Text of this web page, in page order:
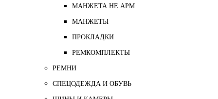
МАНЖЕТА НЕ АРМ.
МАНЖЕТЫ
ПРОКЛАДКИ
РЕМКОМПЛЕКТЫ
РЕМНИ
СПЕЦОДЕЖДА И ОБУВЬ